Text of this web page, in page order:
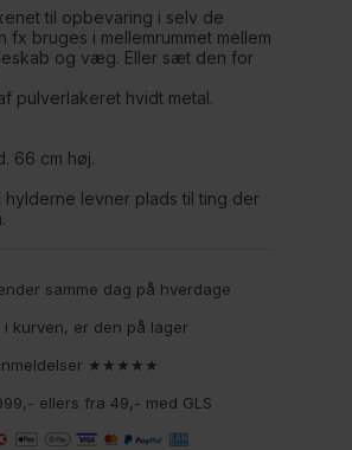
til opbevaring i selv de
fx bruges i mellemrummet mellem
og væg. Eller sæt den for
pulverlakeret hvidt metal.
66 cm høj.
hylderne levner plads til ting der
samme dag på hverdage
kurven, er den på lager
★★★★★
ellers fra 49,- med GLS